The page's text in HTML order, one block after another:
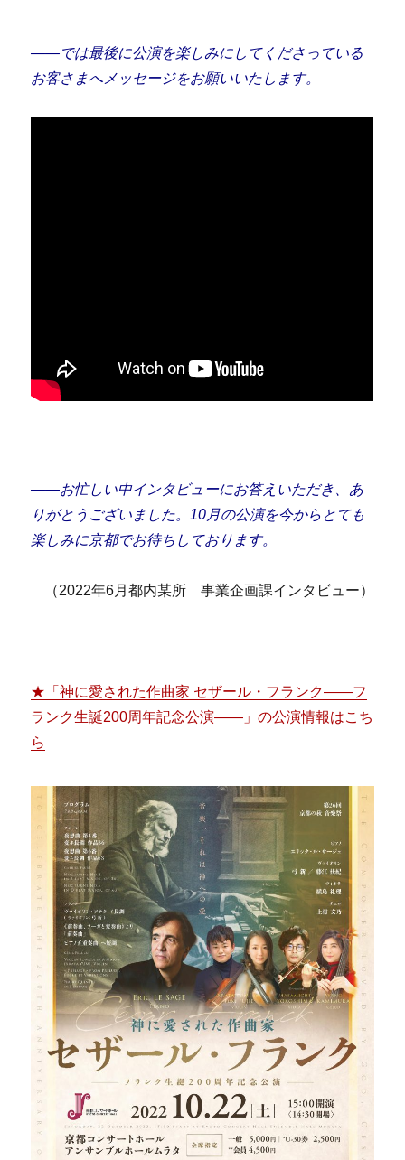
――では最後に公演を楽しみにしてくださっている
お客さまへメッセージをお願いいたします。
――お忙しい中インタビューにお答えいただき、あ
りがとうございました。10月の公演を今からとても
楽しみに京都でお待ちしております。
（2022年6月都内某所 事業企画課インタビュー）
★「神に愛された作曲家 セザール・フランク——フ
ランク生誕200周年記念公演——」の公演情報はこち
ら